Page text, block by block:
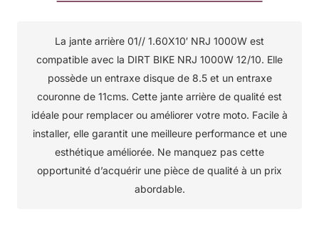
La jante arrière 01// 1.60X10′ NRJ 1000W est
compatible avec la DIRT BIKE NRJ 1000W 12/10. Elle
possède un entraxe disque de 8.5 et un entraxe
couronne de 11cms. Cette jante arrière de qualité est
idéale pour remplacer ou améliorer votre moto. Facile à
installer, elle garantit une meilleure performance et une
esthétique améliorée. Ne manquez pas cette
opportunité d’acquérir une pièce de qualité à un prix
abordable.